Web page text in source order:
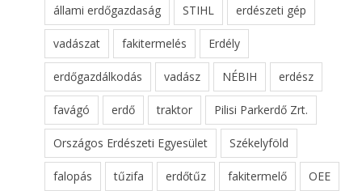
állami erdőgazdaság STIHL erdészeti gép
vadászat fakitermelés Erdély
erdőgazdálkodás vadász NÉBIH erdész
favágó erdő traktor Pilisi Parkerdő Zrt.
Országos Erdészeti Egyesület Székelyföld
falopás tűzifa erdőtűz fakitermelő OEE